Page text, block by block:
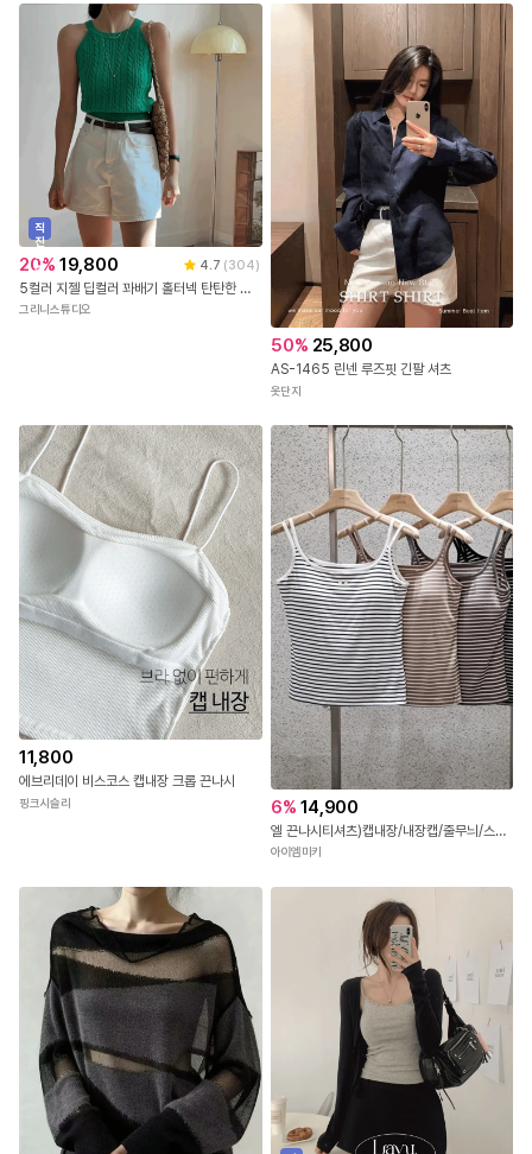
직
진
배
송
20% 19,800 4.7 (304)
5컬러 지젤 딥컬러 꽈배기 홀터넥 탄탄한 나시 니트 탑
그리니스튜디오
50% 25,800
AS-1465 린넨 루즈핏 긴팔 셔츠
옷단지
11,800
에브리데이 비스코스 캡내장 크롭 끈나시
핑크시슬리 6% 14,900
엘 끈나시티셔츠)캡내장/내장캡/줄무늬/스트라이프/스판굿/캡나시티셔츠/단가라나시티셔츠/숏기장/배색나시/줄무늬나시티/검은줄
아이엠미키